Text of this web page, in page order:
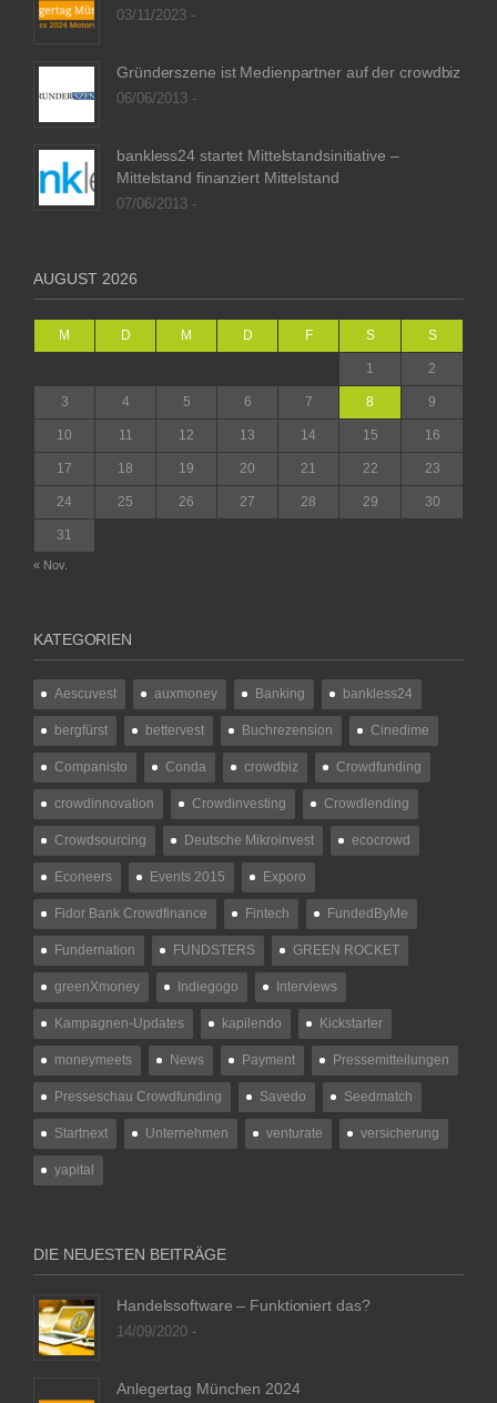
03/11/2023 -
Gründerszene ist Medienpartner auf der crowdbiz
06/06/2013 -
bankless24 startet Mittelstandsinitiative –
Mittelstand finanziert Mittelstand
07/06/2013 -
AUGUST 2026
M D M D F S S
1 2
3 4 5 6 7 8 9
10 11 12 13 14 15 16
17 18 19 20 21 22 23
24 25 26 27 28 29 30
31
« Nov.
KATEGORIEN
Aescuvest auxmoney Banking bankless24
bergfürst bettervest Buchrezension Cinedime
Companisto Conda crowdbiz Crowdfunding
crowdinnovation Crowdinvesting Crowdlending
Crowdsourcing Deutsche Mikroinvest ecocrowd
Econeers Events 2015 Exporo
Fidor Bank Crowdfinance Fintech FundedByMe
Fundernation FUNDSTERS GREEN ROCKET
greenXmoney Indiegogo Interviews
Kampagnen-Updates kapilendo Kickstarter
moneymeets News Payment Pressemitteilungen
Presseschau Crowdfunding Savedo Seedmatch
Startnext Unternehmen venturate versicherung
yapital
DIE NEUESTEN BEITRÄGE
Handelssoftware – Funktioniert das?
14/09/2020 -
Anlegertag München 2024